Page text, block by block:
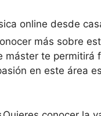
más sobre
máster te permitirá
en este área